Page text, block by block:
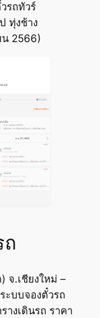
รถทัวร์
ทุ่งช้าง
น 2566)
ถ
จ.เชียงใหม่ –
ะบบจองตั๋วรถ
างเดินรถ ราคา